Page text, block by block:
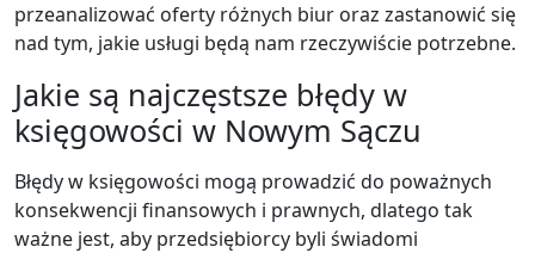
przeanalizować oferty różnych biur oraz zastanowić się
nad tym, jakie usługi będą nam rzeczywiście potrzebne.
Jakie są najczęstsze błędy w
księgowości w Nowym Sączu
Błędy w księgowości mogą prowadzić do poważnych
konsekwencji finansowych i prawnych, dlatego tak
ważne jest, aby przedsiębiorcy byli świadomi